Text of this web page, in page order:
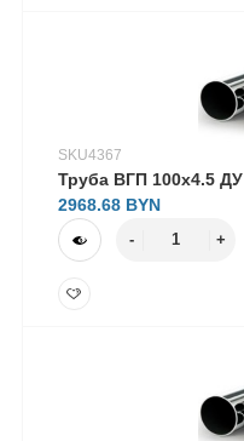
SKU4367
Труба ВГП 100х4.5 ДУ
2968.68